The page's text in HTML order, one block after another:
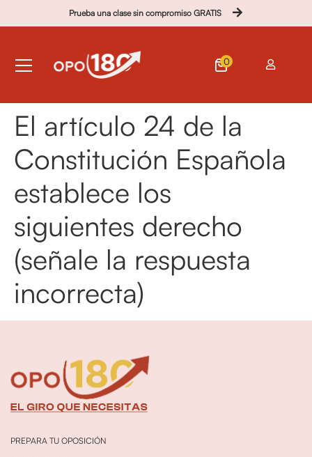
Prueba una clase sin compromiso GRATIS
0
El artículo 24 de la
Constitución Española
establece los
siguientes derecho
(señale la respuesta
incorrecta)
PREPARA TU OPOSICIÓN